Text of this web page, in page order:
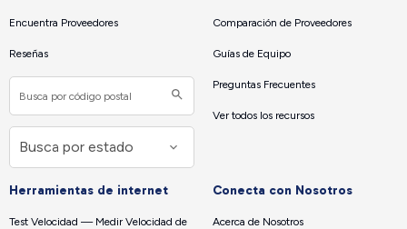
Encuentra Proveedores
Reseñas
Comparación de Proveedores
Guías de Equipo
Preguntas Frecuentes
Ver todos los recursos
Herramientas de internet
Test Velocidad — Medir Velocidad de
Conecta con Nosotros
Acerca de Nosotros